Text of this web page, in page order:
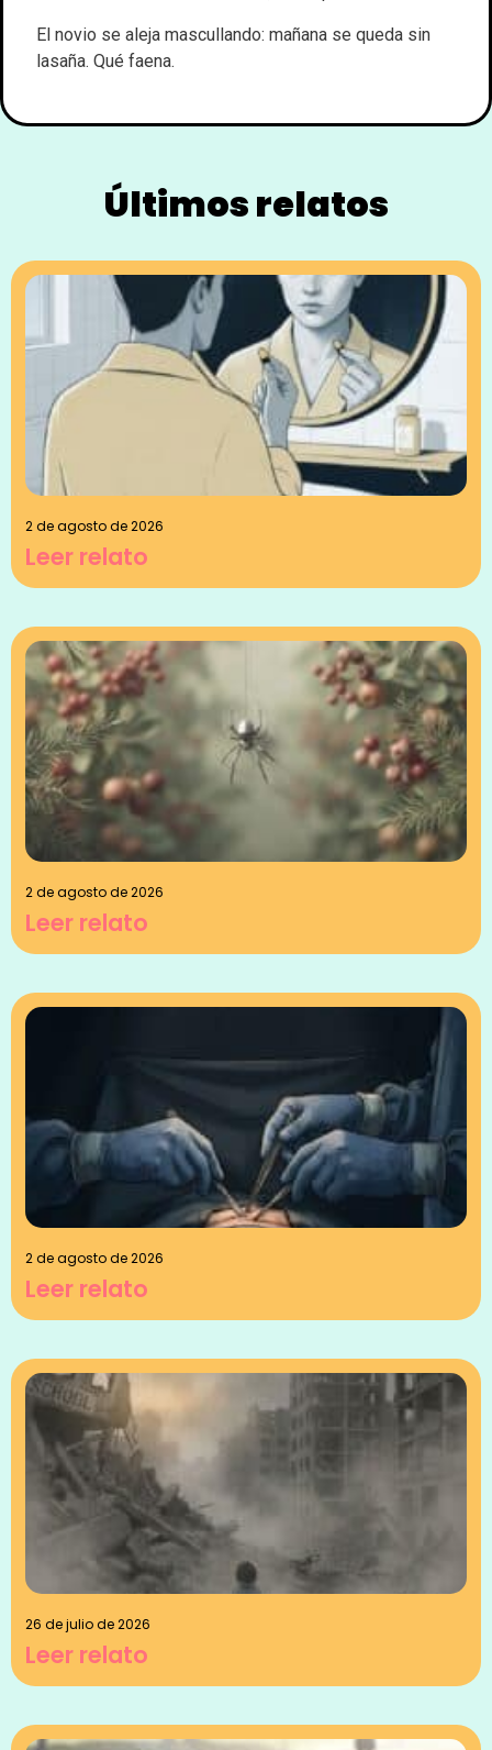
El novio se aleja mascullando: mañana se queda sin
lasaña. Qué faena.
Últimos relatos
2 de agosto de 2026
Leer relato
2 de agosto de 2026
Leer relato
2 de agosto de 2026
Leer relato
26 de julio de 2026
Leer relato